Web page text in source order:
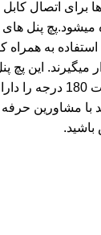
برای اتصال
میگیرند. این پچ
به کیستون بصورت
با مشاورین حرفه